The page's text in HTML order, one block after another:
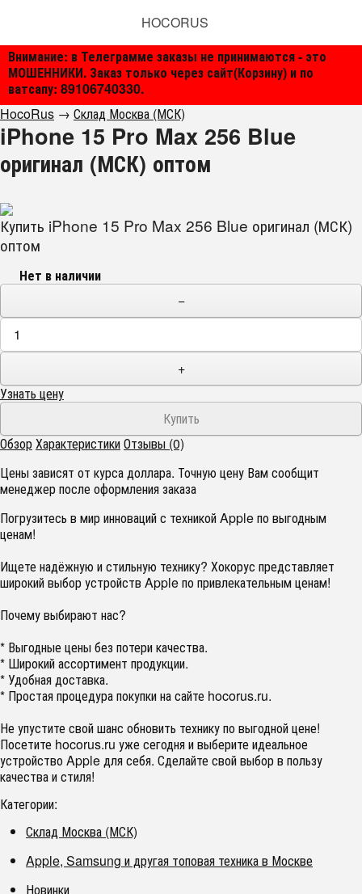
Внимание: в Телеграмме заказы не принимаются - это
МОШЕННИКИ. Заказ только через сайт(Корзину) и по
ватсапу: 89106740330.
HOCORUS
HocoRus → Склад Москва (МСК)
iPhone 15 Pro Max 256 Blue
оригинал (МСК) оптом
Купить iPhone 15 Pro Max 256 Blue оригинал (МСК)
оптом
Нет в наличии
−
+
Узнать цену
ОбзорХарактеристикиОтзывы (0)
Цены зависят от курса доллара. Точную цену Вам сообщит
менеджер после оформления заказа
Погрузитесь в мир инноваций с техникой Apple по выгодным
ценам!
Ищете надёжную и стильную технику? Хокорус представляет
широкий выбор устройств Apple по привлекательным ценам!
Почему выбирают нас?
* Выгодные цены без потери качества.
* Широкий ассортимент продукции.
* Удобная доставка.
* Простая процедура покупки на сайте hocorus.ru.
Не упустите свой шанс обновить технику по выгодной цене!
Посетите hocorus.ru уже сегодня и выберите идеальное
устройство Apple для себя. Сделайте свой выбор в пользу
качества и стиля!
Категории:
Склад Москва (МСК)
Apple, Samsung и другая топовая техника в Москве
Новинки